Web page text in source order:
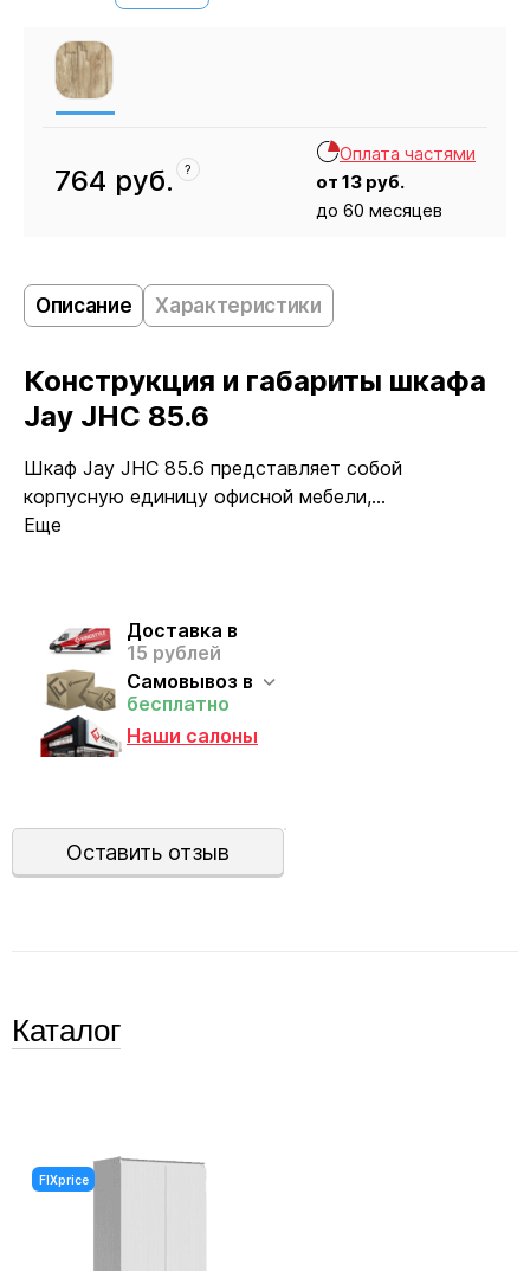
764 руб. ?
Оплата частями
от 13 руб.
до 60 месяцев
Описание Характеристики
Конструкция и габариты шкафа
Jay JHC 85.6
Шкаф Jay JHC 85.6 представляет собой
корпусную единицу офисной мебели,...
Еще
Доставка в
15 рублей
Самовывоз в
бесплатно
Наши салоны
Оставить отзыв
Каталог
FIXprice